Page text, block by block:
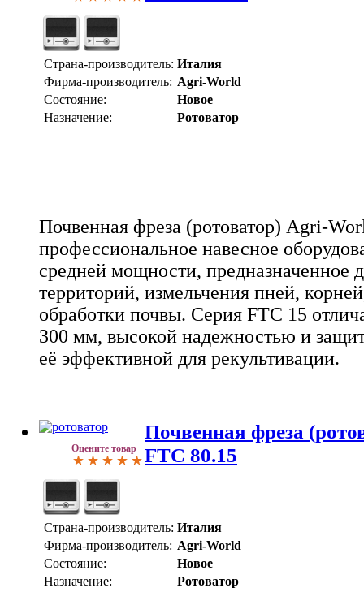
Страна-производитель: Италия
Фирма-производитель: Agri-World
Состояние:
Новое
Назначение:
Ротоватор
Почвенная фреза (ротоватор) Agri-
профессиональное навесное
средней мощности, предназначенное
территорий, измельчения пней,
обработки почвы. Серия FTC 15
300 мм, высокой надежностью и
её эффективной для рекультивации.
Оцените товар
Почвенная фреза
FTC 80.15
Страна-производитель: Италия
Фирма-производитель: Agri-World
Состояние:
Новое
Назначение:
Ротоватор